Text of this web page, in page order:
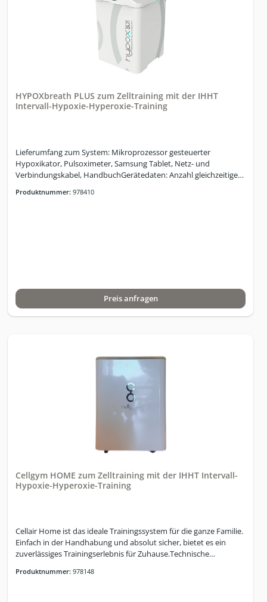
Automatikprogramm kann ausgewählt werden„stufenlose“
Hyperoxie Vorphase„Optische Phasenkontrolle“ (LED Lichtring
an den Stationen ermöglichen über große Distanz einen visuellen
Check, und es ist schnell erkennbar in welcher Phase der
Therapie die laufende Session sich befindet, so wird der Kunde
nicht durch Geräusche gestört)Hypoxie Test zur Bestimmung der
integriert, mit VerlaufskontrolleHRV Basis-Test
integiertTrainingsauswertungen der Session
integriertPhasendifferenziertes HRV-MonitoringIHM -
-20%Dezentrale Steuerung (ohne Strahlung da
kabelgebunden)Multiuserfähig ohne
StandortanbindungAusdrucke und Export der Mess- und
Anwendungsergebnisse
HYPOXbreath PLUS zum Zelltraining mit der IHHT
Intervall-Hypoxie-Hyperoxie-Training
Lieferumfang zum System: Mikroprozessor gesteuerter
Hypoxikator, Pulsoximeter, Samsung Tablet, Netz- und
Verbindungskabel, HandbuchGerätedaten: Anzahl gleichzeitiger
%; Normoxie: 20,9 %; Hyperoxie: 34 %; Abmessungen (B x H x T) /
Monate Technische Daten:1 Therapieplatz1 Tablet (Android) für
Bedienung und MonitoringSimulation von 9 – 16 % Sauerstoff,
entspricht einer Höhe von 2.140 m – 6.500 mIntervall - Wechsel
anlegbarProgramme nach Therapieplan des Hauses
anpassbarHypoxie/Hyperoxie und Hypoxie/Normoxie kann
eingestellt werden„Invers“ Modus (das Protokoll kann bei Bedarf
mit Hyperoxie gestartet werden)Hypoxie Test zur Bestimmung
der idealen O2 Initialdosis integriertAtemanhalte-Test (BOLT)
integriert, mit VerlaufskontrolleHRV Basis-Test integriert (Stress
Index “SI” und RMSSD)HRV Realtime Messung integriert
gemessen)Trainingsauswertungen der Session
Produktnummer: 978410
Preis anfragen
Cellgym HOME zum Zelltraining mit der IHHT Intervall-
Hypoxie-Hyperoxie-Training
Cellair Home ist das ideale Trainingssystem für die ganze Familie.
Einfach in der Handhabung und absolut sicher, bietet es ein
zuverlässiges Trainingserlebnis für Zuhause.Technische
Session IndexOAPC –Oxygen Atmospheric Pressure
Produktnummer: 978148